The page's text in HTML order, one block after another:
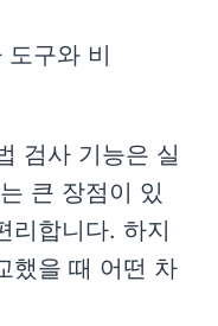
검사 기능은 실
큰 장점이 있
리합니다. 하지
했을 때 어떤 차